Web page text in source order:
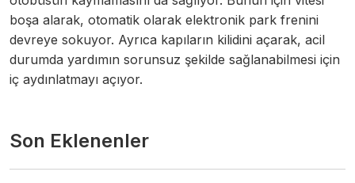
boşa alarak, otomatik olarak elektronik park frenini
devreye sokuyor. Ayrıca kapıların kilidini açarak, acil
durumda yardımın sorunsuz şekilde sağlanabilmesi için
iç aydınlatmayı açıyor.
Son Eklenenler